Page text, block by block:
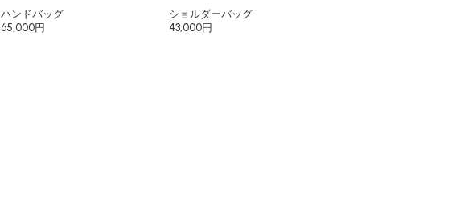
ハンドバッグ
65,000円
ショルダーバッグ
43,000円